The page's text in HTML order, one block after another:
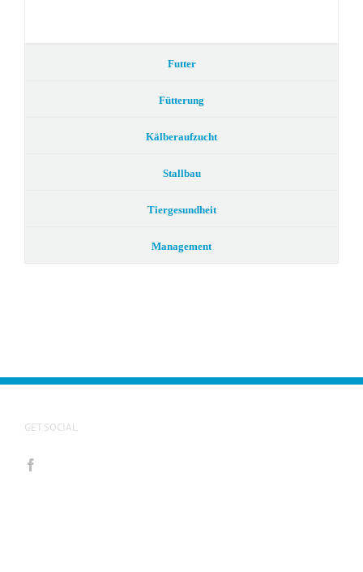
Futter
Fütterung
Kälberaufzucht
Stallbau
Tiergesundheit
Management
GET SOCIAL